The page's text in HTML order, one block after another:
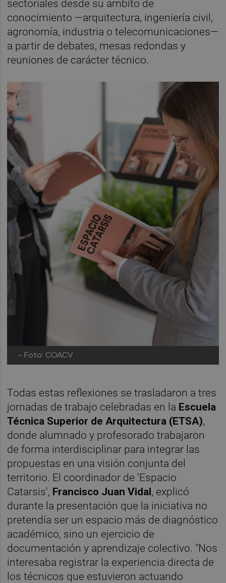
sectoriales desde su ámbito de
conocimiento —arquitectura, ingeniería civil,
agronomía, industria o telecomunicaciones—
a partir de debates, mesas redondas y
reuniones de carácter técnico.
- Foto: COACV
Todas estas reflexiones se trasladaron a tres
jornadas de trabajo celebradas en la Escuela
Técnica Superior de Arquitectura (ETSA),
donde alumnado y profesorado trabajaron
de forma interdisciplinar para integrar las
propuestas en una visión conjunta del
territorio. El coordinador de 'Espacio
Catarsis', Francisco Juan Vidal, explicó
durante la presentación que la iniciativa no
pretendía ser un espacio más de diagnóstico
académico, sino un ejercicio de
documentación y aprendizaje colectivo. "Nos
interesaba registrar la experiencia directa de
los técnicos que estuvieron actuando